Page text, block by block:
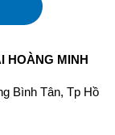
HOÀNG MINH
Bình Tân, Tp Hồ